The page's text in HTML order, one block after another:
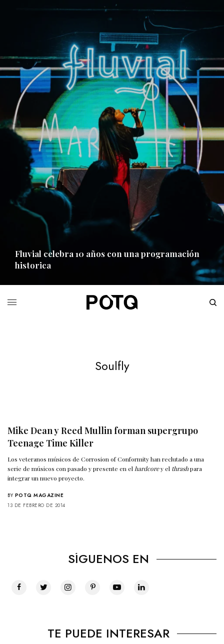
Fluvial celebra 10 años con una programación
historica
Soulfly
Mike Dean y Reed Mullin forman supergrupo
Teenage Time Killer
Los veteranos músicos de Corrosion of Conformity han reclutado a una
serie de músicos con pasado y presente en el hardcorey el thrashpara
integrar un nuevo proyecto.
BY POTQ MAGAZINE
13 DE FEBRERO DE 2014
SÍGUENOS EN
TE PUEDE INTERESAR